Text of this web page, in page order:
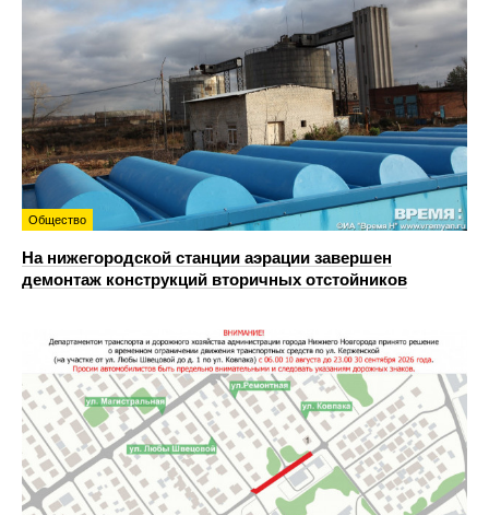
Общество
На нижегородской станции аэрации завершен
демонтаж конструкций вторичных отстойников